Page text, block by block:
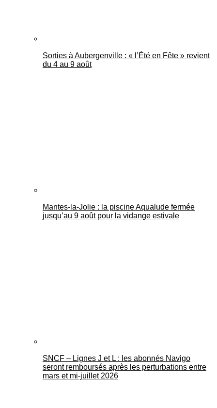
Sorties à Aubergenville : « l’Été en Fête » revient
du 4 au 9 août
Mantes-la-Jolie : la piscine Aqualude fermée
jusqu’au 9 août pour la vidange estivale
SNCF – Lignes J et L : les abonnés Navigo
seront remboursés après les perturbations entre
mars et mi-juillet 2026